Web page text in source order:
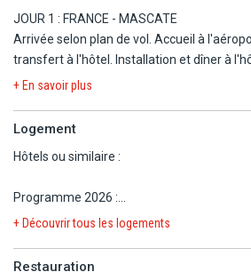
JOUR 1 : FRANCE - MASCATE
Arrivée selon plan de vol. Accueil à
transfert à l'hôtel. Installation et dîner à
Visite de Mascate avec la magnifique
le plus grand chandelier du monde, serti
générations à la science de manière
Découverte de la science dans le monde
Poursuite vers Al Wakan, un petit village
+ En savoir plus
Logement
Hôtels ou similaire :
Programme 2026 :
Muscat : Crowne Plaza OCEC.
Al Hamra : Bait Al Jabal Hospitality Inn
+ Découvrir tous les logements
Restauration